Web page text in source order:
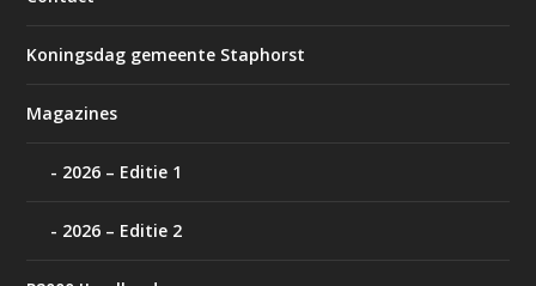
Koningsdag gemeente Staphorst
Magazines
2026 – Editie 1
2026 – Editie 2